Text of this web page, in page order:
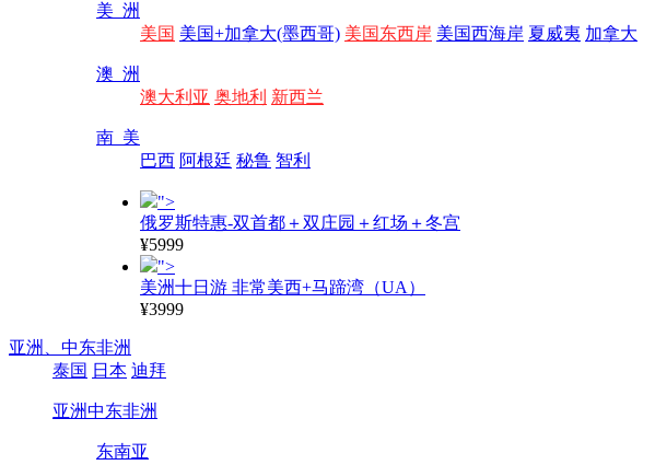
美 洲
美国 美国+加拿大(墨西哥) 美国东西岸 美国西海岸 夏威夷 加拿大
澳 洲
澳大利亚 奥地利 新西兰
南 美
巴西 阿根廷 秘鲁 智利
">
俄罗斯特惠-双首都＋双庄园＋红场＋冬宫
¥5999
">
美洲十日游 非常美西+马蹄湾（UA）
¥3999
亚洲、 中东非洲
泰国 日本 迪拜
亚洲中东非洲
东南亚